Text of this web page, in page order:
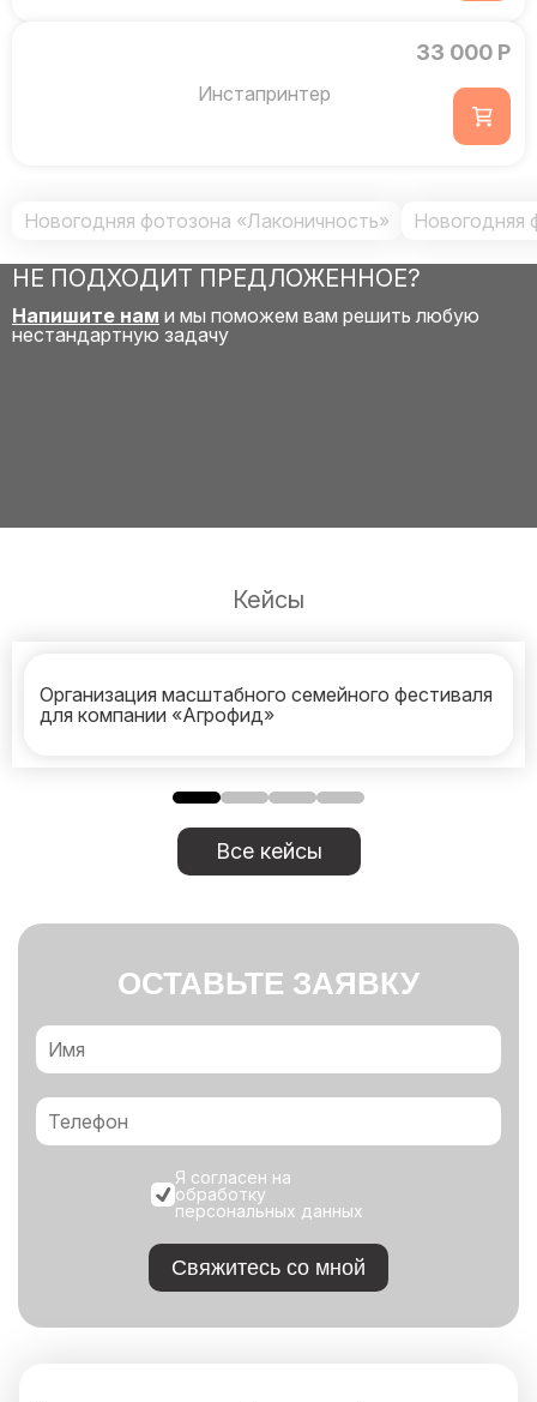
Инстапринтер
33 000 Р
Новогодняя фотозона «Лаконичность» Новогодняя
НЕ ПОДХОДИТ ПРЕДЛОЖЕННОЕ?
Напишите нам и мы поможем вам решить любую
нестандартную задачу
Кейсы
Организация масштабного семейного фестиваля
для компании «Агрофид»
Все кейсы
ОСТАВЬТЕ ЗАЯВКУ
Я согласен на
обработку
персональных данных
Свяжитесь со мной